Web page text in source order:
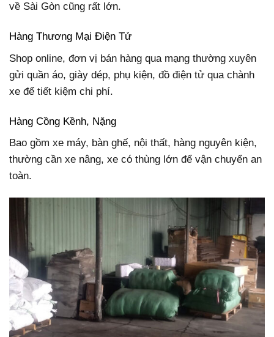
về Sài Gòn cũng rất lớn.
Hàng Thương Mại Điện Tử
Shop online, đơn vị bán hàng qua mạng thường xuyên
gửi quần áo, giày dép, phụ kiện, đồ điện tử qua chành
xe để tiết kiệm chi phí.
Hàng Cồng Kềnh, Nặng
Bao gồm xe máy, bàn ghế, nội thất, hàng nguyên kiện,
thường cần xe nâng, xe có thùng lớn để vận chuyển an
toàn.